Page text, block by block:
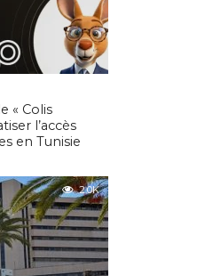
« Colis
l’accès
en Tunisie
2.0K